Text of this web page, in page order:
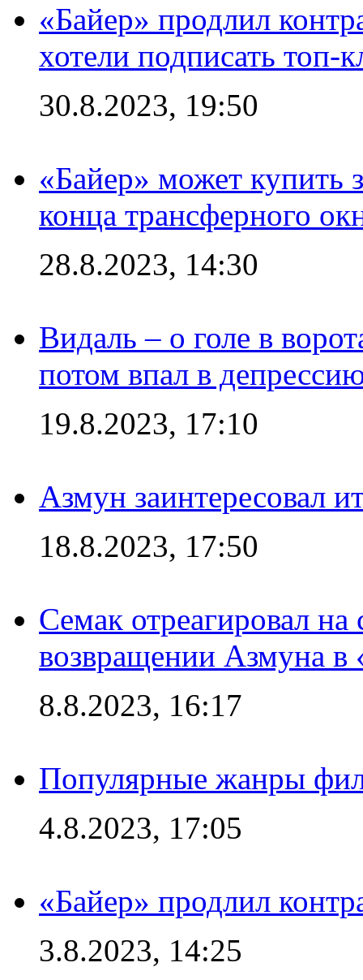
«Байер» продлил
хотели подписать
30.8.2023, 19:50
«Байер» может купить
конца трансферного
28.8.2023, 14:30
Видаль – о голе в
потом впал в
19.8.2023, 17:10
Азмун заинтересовал
18.8.2023, 17:50
Семак отреагировал
возвращении Азмуна в
8.8.2023, 16:17
Популярные жанры
4.8.2023, 17:05
«Байер» продлил
3.8.2023, 14:25